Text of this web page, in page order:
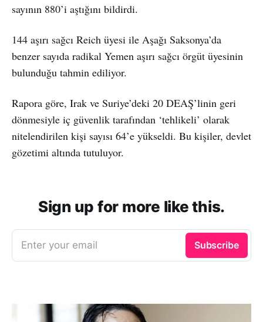
sayının 880’i aştığını bildirdi.
144 aşırı sağcı Reich üyesi ile Aşağı Saksonya’da
benzer sayıda radikal Yemen aşırı sağcı örgüt üyesinin
bulunduğu tahmin ediliyor.
Rapora göre, Irak ve Suriye’deki 20 DEAŞ’linin geri
dönmesiyle iç güvenlik tarafından ‘tehlikeli’ olarak
nitelendirilen kişi sayısı 64’e yükseldi. Bu kişiler, devlet
gözetimi altında tutuluyor.
Sign up for more like this.
Enter your email Subscribe